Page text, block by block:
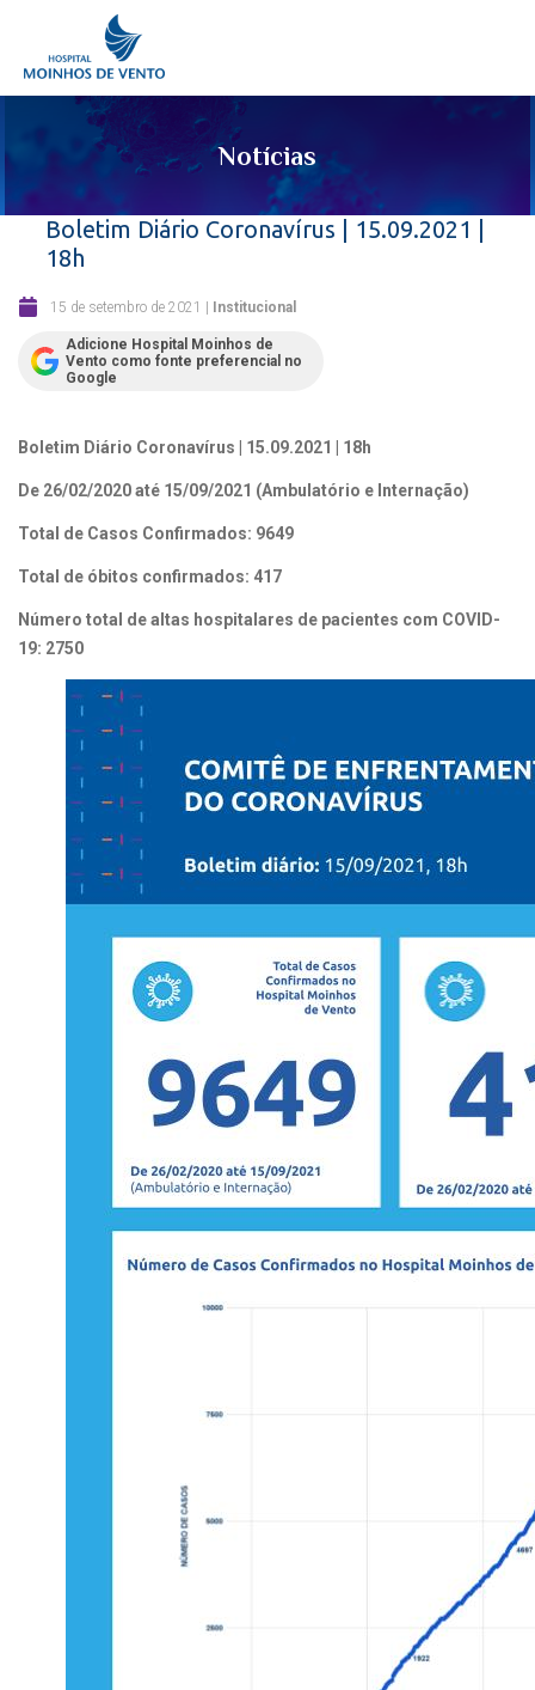
Notícias
Boletim Diário Coronavírus | 15.09.2021 |
18h
15 de setembro de 2021 | Institucional
Adicione Hospital Moinhos de
Vento como fonte preferencial no
Google
Boletim Diário Coronavírus | 15.09.2021 | 18h
De 26/02/2020 até 15/09/2021 (Ambulatório e Internação)
Total de Casos Confirmados: 9649
Total de óbitos confirmados: 417
Número total de altas hospitalares de pacientes com COVID-
19: 2750